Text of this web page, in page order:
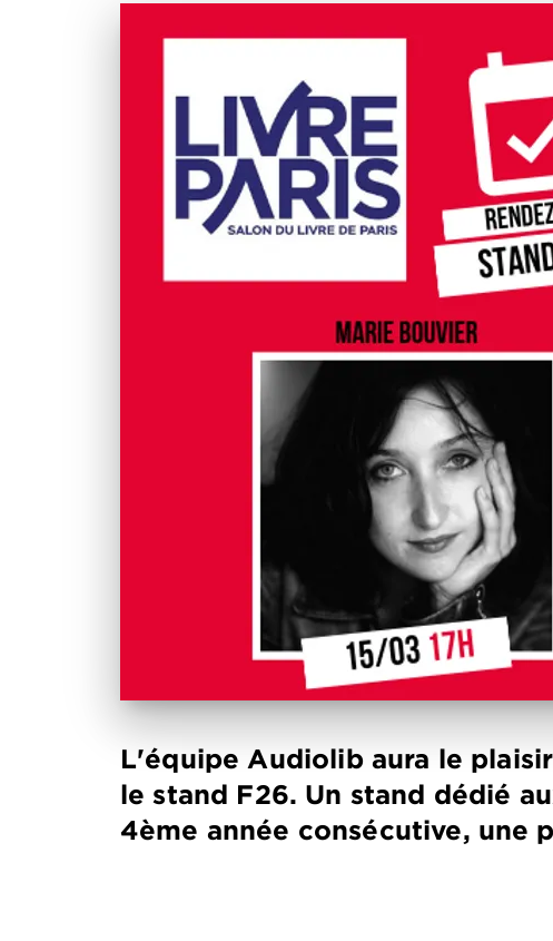
L'équipe Audiolib aura le
le stand F26. Un stand dédié
4ème année consécutive, une